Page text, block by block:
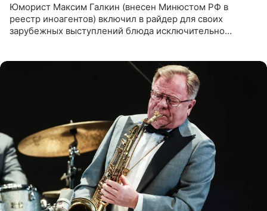
Юморист Максим Галкин (внесен Минюстом РФ в
реестр иноагентов) включил в райдер для своих
зарубежных выступлений блюда исключительно